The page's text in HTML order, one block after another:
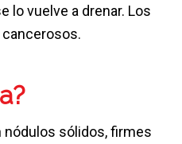
lo vuelve a drenar. Los
sólidos, firmes